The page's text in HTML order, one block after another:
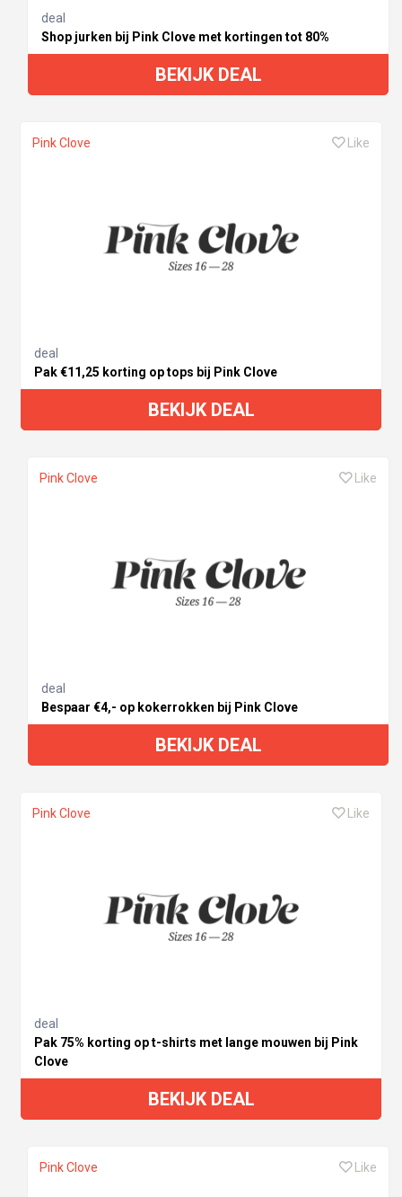
deal
Shop jurken bij Pink Clove met kortingen tot 80%
BEKIJK DEAL
Pink Clove Like
deal
Pak €11,25 korting op tops bij Pink Clove
BEKIJK DEAL
Pink Clove Like
deal
Bespaar €4,- op kokerrokken bij Pink Clove
BEKIJK DEAL
Pink Clove Like
deal
Pak 75% korting op t-shirts met lange mouwen bij Pink
Clove
BEKIJK DEAL
Pink Clove Like